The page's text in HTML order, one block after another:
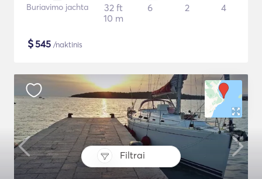
Filtrai
Buriavimo jachta
32 ft
10 m
6 2 4
$545 /naktinis